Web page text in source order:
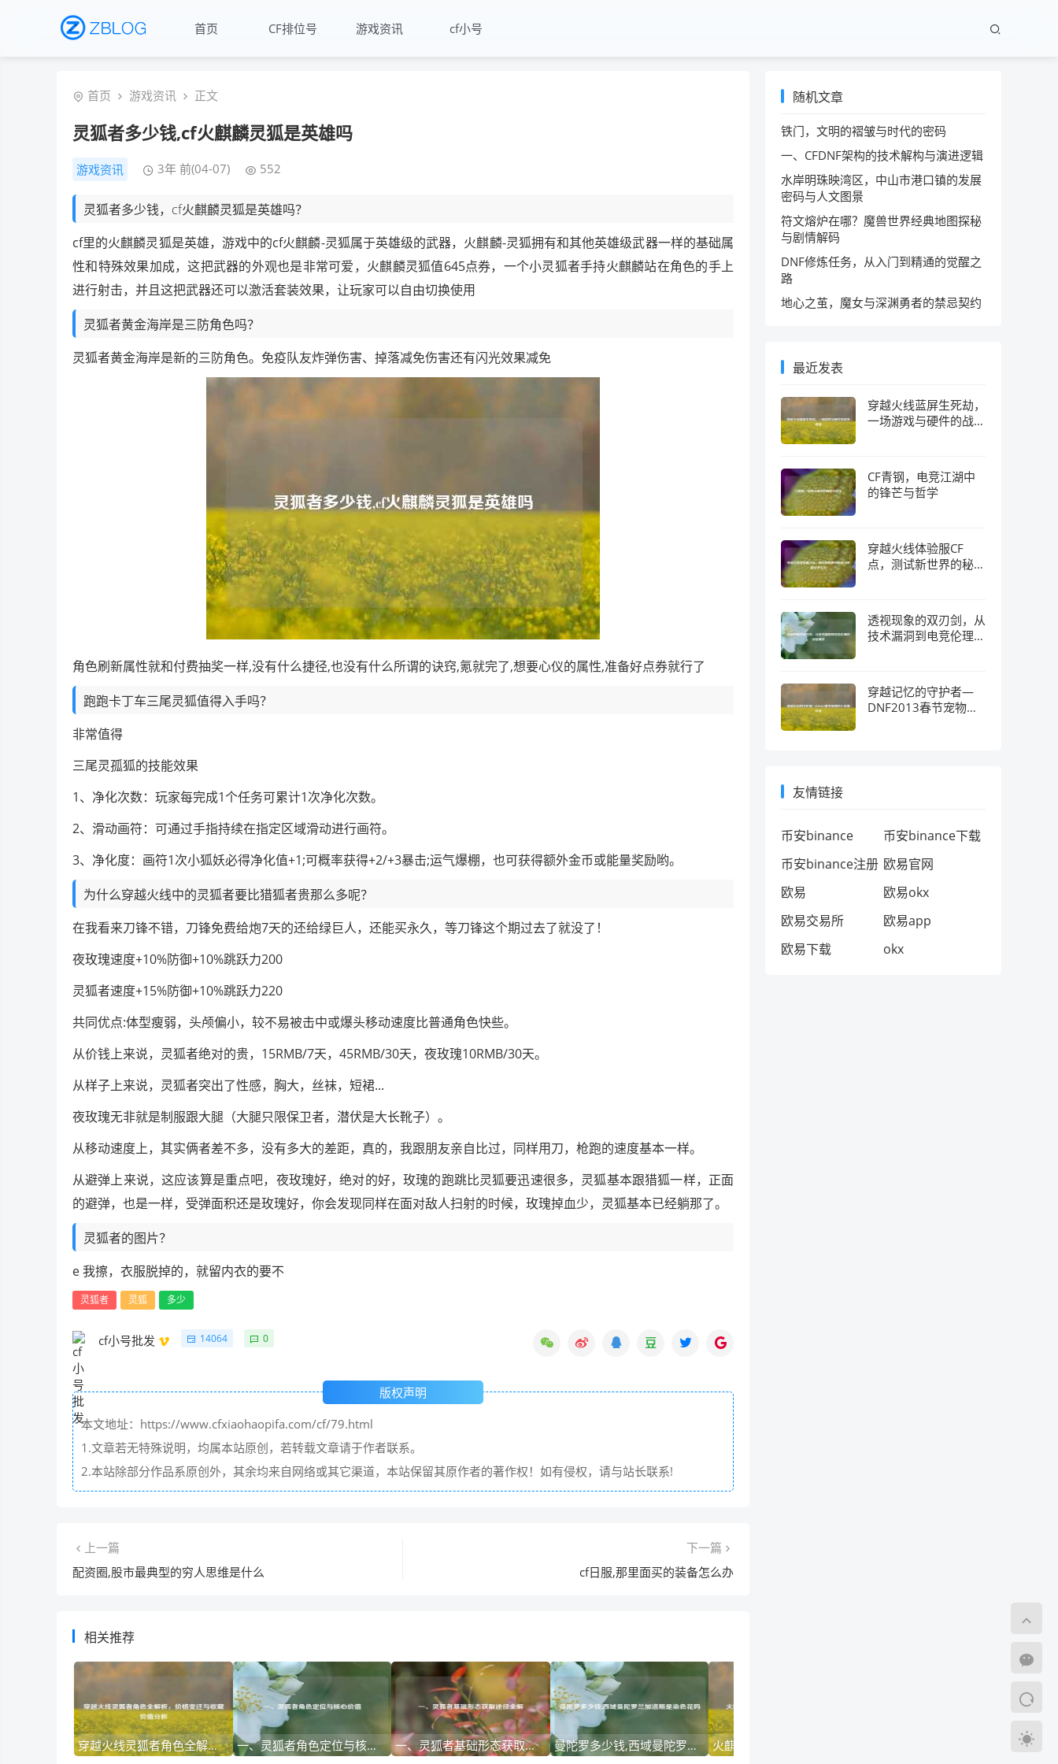
首页 CF排位号 游戏资讯 cf小号
首页 游戏资讯 正文
灵狐者多少钱,cf火麒麟灵狐是英雄吗
游戏资讯 3年 前(04-07) 552
灵狐者多少钱，cf火麒麟灵狐是英雄吗？
cf里的火麒麟灵狐是英雄，游戏中的cf火麒麟-灵狐属于英雄级的武器，火麒麟-灵狐拥有和其他英雄级武器一样的基础属
性和特殊效果加成，这把武器的外观也是非常可爱，火麒麟灵狐值645点券，一个小灵狐者手持火麒麟站在角色的手上
进行射击，并且这把武器还可以激活套装效果，让玩家可以自由切换使用
灵狐者黄金海岸是三防角色吗？
灵狐者黄金海岸是新的三防角色。免疫队友炸弹伤害、掉落减免伤害还有闪光效果减免
角色刷新属性就和付费抽奖一样,没有什么捷径,也没有什么所谓的诀窍,氪就完了,想要心仪的属性,准备好点券就行了
跑跑卡丁车三尾灵狐值得入手吗？
非常值得
三尾灵孤狐的技能效果
1、净化次数：玩家每完成1个任务可累计1次净化次数。
2、滑动画符：可通过手指持续在指定区域滑动进行画符。
3、净化度：画符1次小狐妖必得净化值+1;可概率获得+2/+3暴击;运气爆棚，也可获得额外金币或能量奖励哟。
为什么穿越火线中的灵狐者要比猎狐者贵那么多呢？
在我看来刀锋不错，刀锋免费给炮7天的还给绿巨人，还能买永久，等刀锋这个期过去了就没了！
夜玫瑰速度+10%防御+10%跳跃力200
灵狐者速度+15%防御+10%跳跃力220
共同优点:体型瘦弱，头颅偏小，较不易被击中或爆头移动速度比普通角色快些。
从价钱上来说，灵狐者绝对的贵，15RMB/7天，45RMB/30天，夜玫瑰10RMB/30天。
从样子上来说，灵狐者突出了性感，胸大，丝袜，短裙...
夜玫瑰无非就是制服跟大腿（大腿只限保卫者，潜伏是大长靴子）。
从移动速度上，其实俩者差不多，没有多大的差距，真的，我跟朋友亲自比过，同样用刀，枪跑的速度基本一样。
从避弹上来说，这应该算是重点吧，夜玫瑰好，绝对的好，玫瑰的跑跳比灵狐要迅速很多，灵狐基本跟猎狐一样，正面
的避弹，也是一样，受弹面积还是玫瑰好，你会发现同样在面对敌人扫射的时候，玫瑰掉血少，灵狐基本已经躺那了。
灵狐者的图片？
e 我擦，衣服脱掉的，就留内衣的要不
灵狐者 灵狐 多少
cf小号批发 14064 0
版权声明
本文地址：https://www.cfxiaohaopifa.com/cf/79.html
1.文章若无特殊说明，均属本站原创，若转载文章请于作者联系。
2.本站除部分作品系原创外，其余均来自网络或其它渠道，本站保留其原作者的著作权！如有侵权，请与站长联系!
上一篇
配资圈,股市最典型的穷人思维是什么
下一篇
cf日服,那里面买的装备怎么办
相关推荐
穿越火线灵狐者角色全解析，价格变迁与收藏价值分析 一、灵狐者角色定位与核心价值 一、灵狐者基础形态获取途径全解 曼陀罗多少钱,西域曼陀罗兰加洛斯是染色花吗 cf猎狐者,cf黄金海岸灵狐值得买吗
随机文章
铁门，文明的褶皱与时代的密码
一、CFDNF架构的技术解构与演进逻辑
水岸明珠映湾区，中山市港口镇的发展
密码与人文图景
符文熔炉在哪？魔兽世界经典地图探秘
与剧情解码
DNF修炼任务，从入门到精通的觉醒之
路
地心之茧，魔女与深渊勇者的禁忌契约
最近发表
穿越火线蓝屏生死劫，
一场游戏与硬件的战争
CF青钢，电竞江湖中
的锋芒与哲学
穿越火线体验服CF
点，测试新世界的秘钥
透视现象的双刃剑，从
技术漏洞到电竞伦理的
穿越记忆的守护者—
DNF2013春节宠物的
友情链接
币安binance
币安binance下载
币安binance注册 欧易官网
欧易
欧易okx
欧易交易所
欧易app
欧易下载
okx